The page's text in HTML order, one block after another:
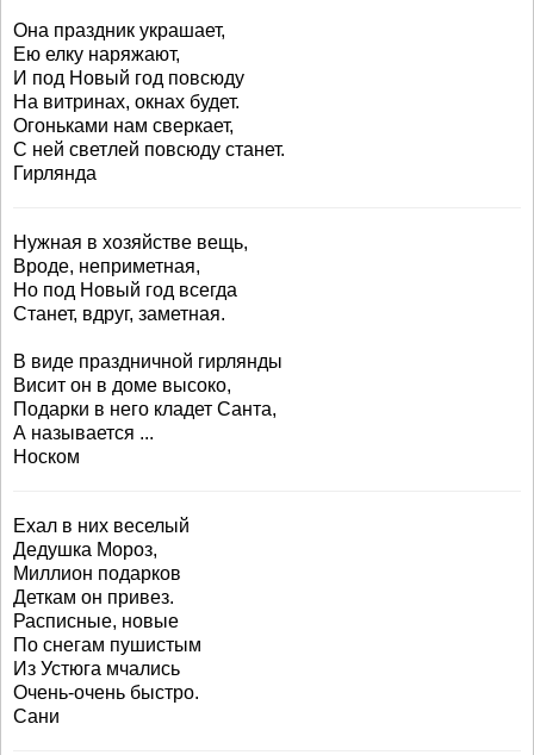
Она праздник украшает,
Ею елку наряжают,
И под Новый год повсюду
На витринах, окнах будет.
Огоньками нам сверкает,
С ней светлей повсюду станет.
Гирлянда
Нужная в хозяйстве вещь,
Вроде, неприметная,
Но под Новый год всегда
Станет, вдруг, заметная.
В виде праздничной гирлянды
Висит он в доме высоко,
Подарки в него кладет Санта,
А называется ...
Носком
Ехал в них веселый
Дедушка Мороз,
Миллион подарков
Деткам он привез.
Расписные, новые
По снегам пушистым
Из Устюга мчались
Очень-очень быстро.
Сани